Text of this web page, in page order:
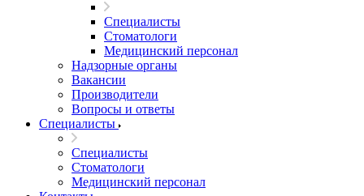
Специалисты
Стоматологи
Медицинский персонал
Надзорные органы
Вакансии
Производители
Вопросы и ответы
Специалисты
Специалисты
Стоматологи
Медицинский персонал